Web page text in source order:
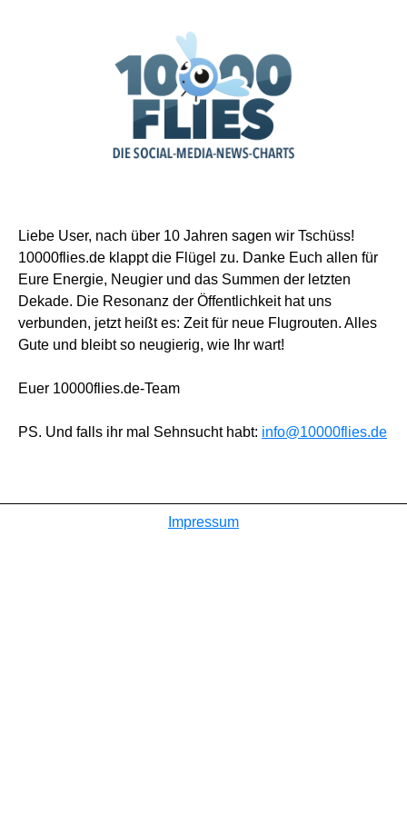
Liebe User, nach über 10 Jahren sagen wir Tschüss!
10000flies.de klappt die Flügel zu. Danke Euch allen für
Eure Energie, Neugier und das Summen der letzten
Dekade. Die Resonanz der Öffentlichkeit hat uns
verbunden, jetzt heißt es: Zeit für neue Flugrouten. Alles
Gute und bleibt so neugierig, wie Ihr wart!
Euer 10000flies.de-Team
PS. Und falls ihr mal Sehnsucht habt: info@10000flies.de
Impressum